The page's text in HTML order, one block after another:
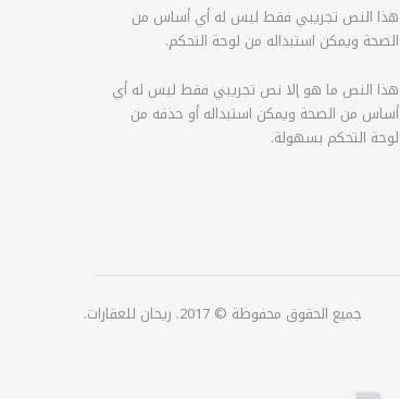
هذا النص تجريبي فقط ليس له أي أساس من
الصحة ويمكن استبداله من لوحة التحكم.
هذا النص ما هو إلا نص تجريبي فقط ليس له أي
أساس من الصحة ويمكن استبداله أو حذفه من
لوحة التحكم بسهولة.
جميع الحقوق محفوظة © 2017. ريحان للعقارات.